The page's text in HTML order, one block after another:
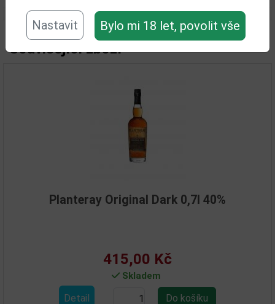
Nastavit Bylo mi 18 let, povolit vše
Související zboží
Planteray Original Dark 0,7l 40%
415,00 Kč
Skladem